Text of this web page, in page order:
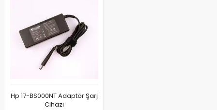
Hp 17-BS000NT Adaptör Şarj
Cihazı